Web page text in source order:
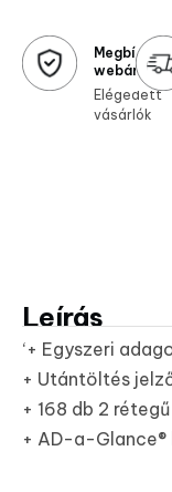
Megbízható
webáruház
Elégedett
vásárlók
Leírás
‘+ Egyszeri
+ Utántöltés
+ 168 db 2
+ AD-a-Glance®